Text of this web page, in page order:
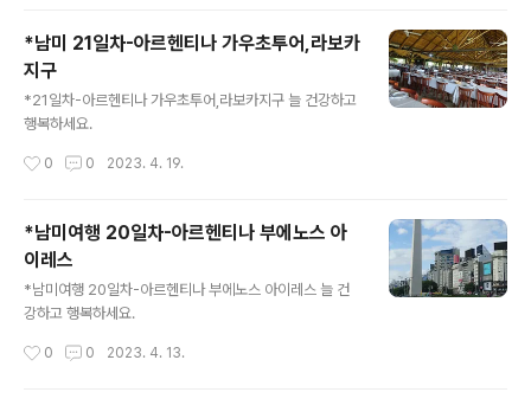
*남미 21일차-아르헨티나 가우초투어,라보카
지구
*21일차-아르헨티나 가우초투어,라보카지구 늘 건강하고
행복하세요.
0 0 2023. 4. 19.
*남미여행 20일차-아르헨티나 부에노스 아
이레스
*남미여행 20일차-아르헨티나 부에노스 아이레스 늘 건
강하고 행복하세요.
0 0 2023. 4. 13.